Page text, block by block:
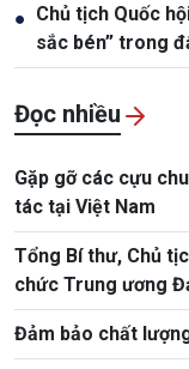
● Chủ tịch Quốc
sắc bén” trong
Đọc nhiều
Gặp gỡ các cựu
tác tại Việt Nam
Tổng Bí thư, Chủ
chức Trung ương
Đảm bảo chất